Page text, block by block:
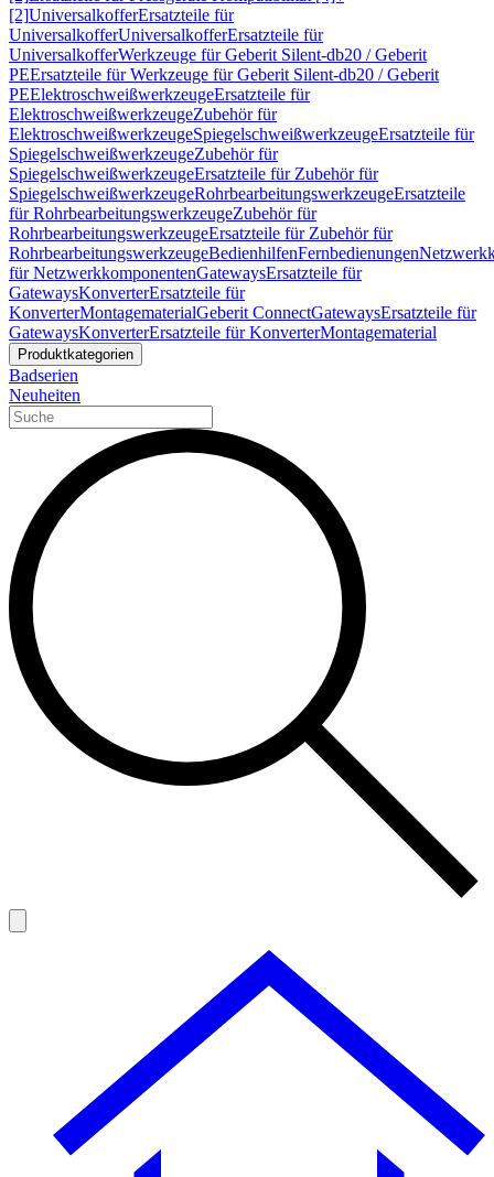
[2]UniversalkofferErsatzteile für
UniversalkofferUniversalkofferErsatzteile für
UniversalkofferWerkzeuge für Geberit Silent-db20 / Geberit
PEErsatzteile für Werkzeuge für Geberit Silent-db20 / Geberit
PEElektroschweißwerkzeugeErsatzteile für
ElektroschweißwerkzeugeZubehör für
ElektroschweißwerkzeugeSpiegelschweißwerkzeugeErsatzteile für
SpiegelschweißwerkzeugeZubehör für
SpiegelschweißwerkzeugeErsatzteile für Zubehör für
SpiegelschweißwerkzeugeRohrbearbeitungswerkzeugeErsatzteile
für RohrbearbeitungswerkzeugeZubehör für
RohrbearbeitungswerkzeugeErsatzteile für Zubehör für
RohrbearbeitungswerkzeugeBedienhilfenFernbedienungen
für NetzwerkkomponentenGatewaysErsatzteile für
GatewaysKonverterErsatzteile für
KonverterMontagematerialGeberit ConnectGatewaysErsatzteile für
GatewaysKonverterErsatzteile für KonverterMontagematerial
Produktkategorien
Badserien
Neuheiten